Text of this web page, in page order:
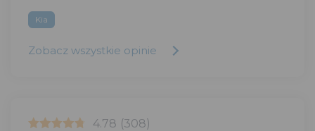
Kia
Zobacz wszystkie opinie
4.78 (308)